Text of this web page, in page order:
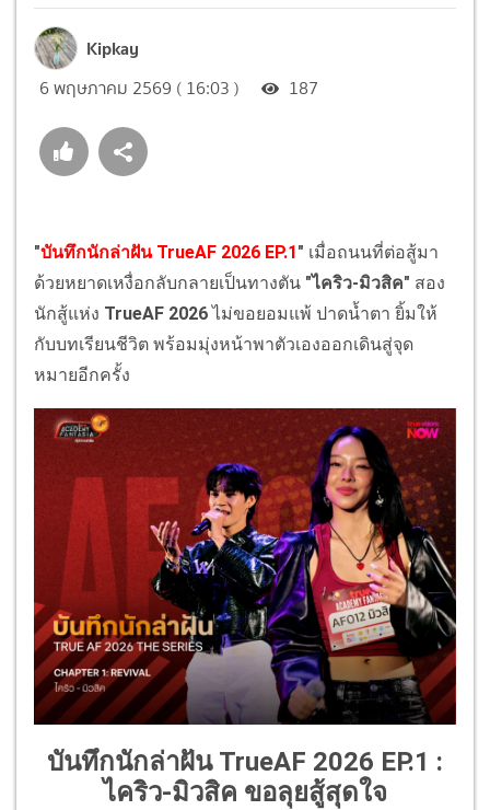
Kipkay
6 พฤษภาคม 2569 ( 16:03 ) 187
"บันทึกนักล่าฝัน TrueAF 2026 EP.1" เมื่อถนนที่ต่อสู้มา
ด้วยหยาดเหงื่อกลับกลายเป็นทางตัน "ไคริว-มิวสิค" สอง
นักสู้แห่ง TrueAF 2026ไม่ขอยอมแพ้ ปาดน้ำตา ยิ้มให้
กับบทเรียนชีวิต พร้อมมุ่งหน้าพาตัวเองออกเดินสู่จุด
หมายอีกครั้ง
บันทึกนักล่าฝัน TrueAF 2026 EP.1 :
ไคริว-มิวสิค ขอลุยสู้สุดใจ